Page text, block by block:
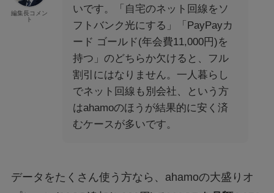
編集長コメン
ト
いです。「自宅のネット回線をソ
フトバンク光にする」「PayPayカ
ード ゴールド(年会費11,000円)を
持つ」のどちらか欠けると、フル
割引にはなりません。一人暮らし
でネット回線も別会社、という方
はahamoのほうが結果的に安く済
むケースが多いです。
データをたくさん使う方なら、ahamoの大盛りオ